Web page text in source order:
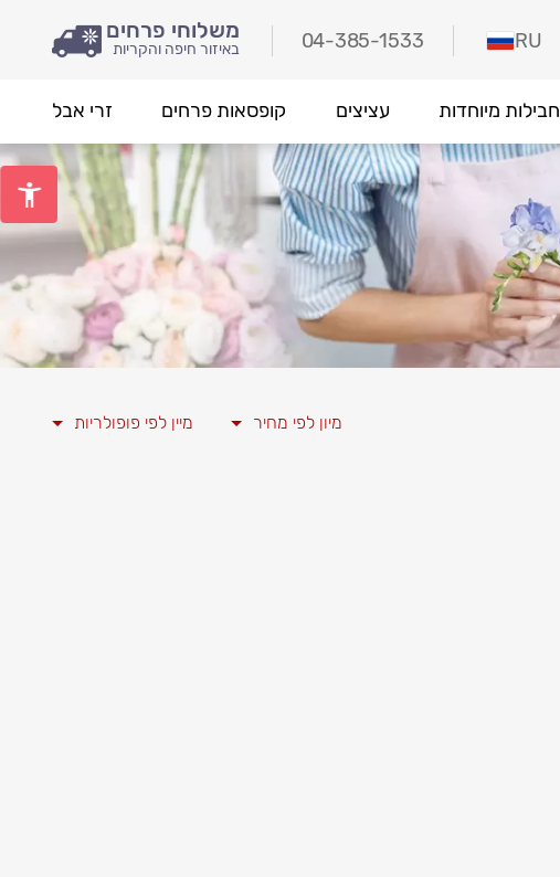
משלוחי פרחים
באיזור חיפה והקריות 04-385-1533 RU
חבילות מיוחדות עציצים קופסאות פרחים זרי אבל
מיון לפי מחיר מיין לפי פופולריות